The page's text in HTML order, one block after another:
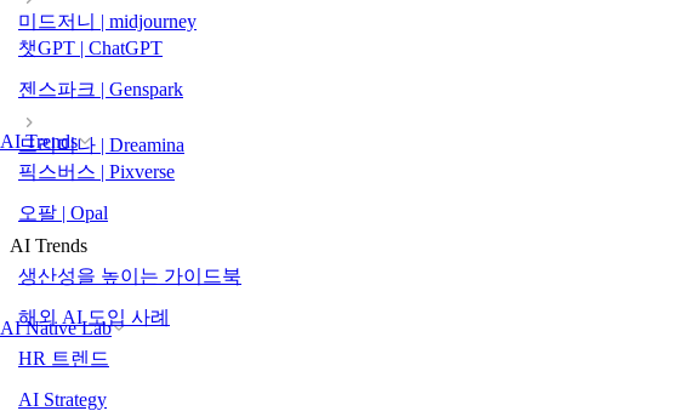
AI Trends
AI Native Lab
미드저니 | midjourney
챗GPT | ChatGPT
젠스파크 | Genspark
드리미나 | Dreamina
픽스버스 | Pixverse
오팔 | Opal
AI Trends
생산성을 높이는 가이드북
해외 AI 도입 사례
HR 트렌드
AI Strategy